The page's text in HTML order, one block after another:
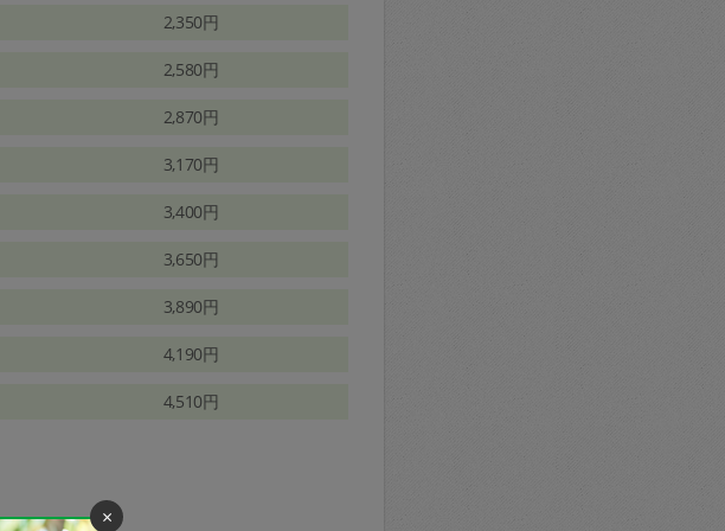
2,350円
2,580円
2,870円
3,170円
3,400円
3,650円
3,890円
4,190円
4,510円
×